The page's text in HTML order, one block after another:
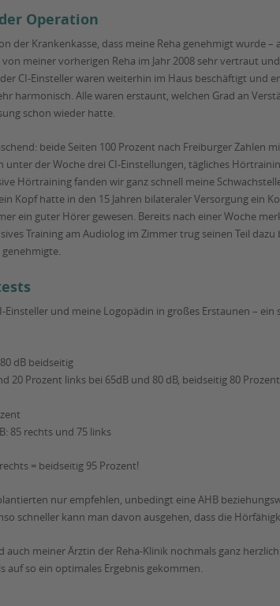
Operation
der Krankenkasse, dass meine Reha genehmigt wurde –
meiner vorherigen Reha im Jahr 2008 sehr vertraut
CI-Einsteller waren weiterhin im Haus beschäftigt und
harmonisch. Alle waren erstaunt, welchen Grad an
schon wieder hatte.
beide Seiten 100 Prozent nach Freiburger Zahlen
unter der Woche drei CI-Einstellungen, tägliches
Hörtraining fanden wir ganz schnell meine
Kopf hatte in den 15 Jahren bilateraler Versorgung ein
ein guter Hörer gewesen. Bereits nach einer Woche
Training am Audiolog im Zimmer trug seinen Teil
und meine Logopädin in großes Erstaunen – ein
dB beidseitig
20 Prozent links bei 65dB und 80 dB, beidseitig 80
85 rechts und 75 links
= beidseitig 95 Prozent!
nur empfehlen, unbedingt eine AHB
schneller kann man davon ausgehen, dass die
meiner Ärztin der Reha-Klinik nochmals ganz
auf so ein optimales Ergebnis gekommen.